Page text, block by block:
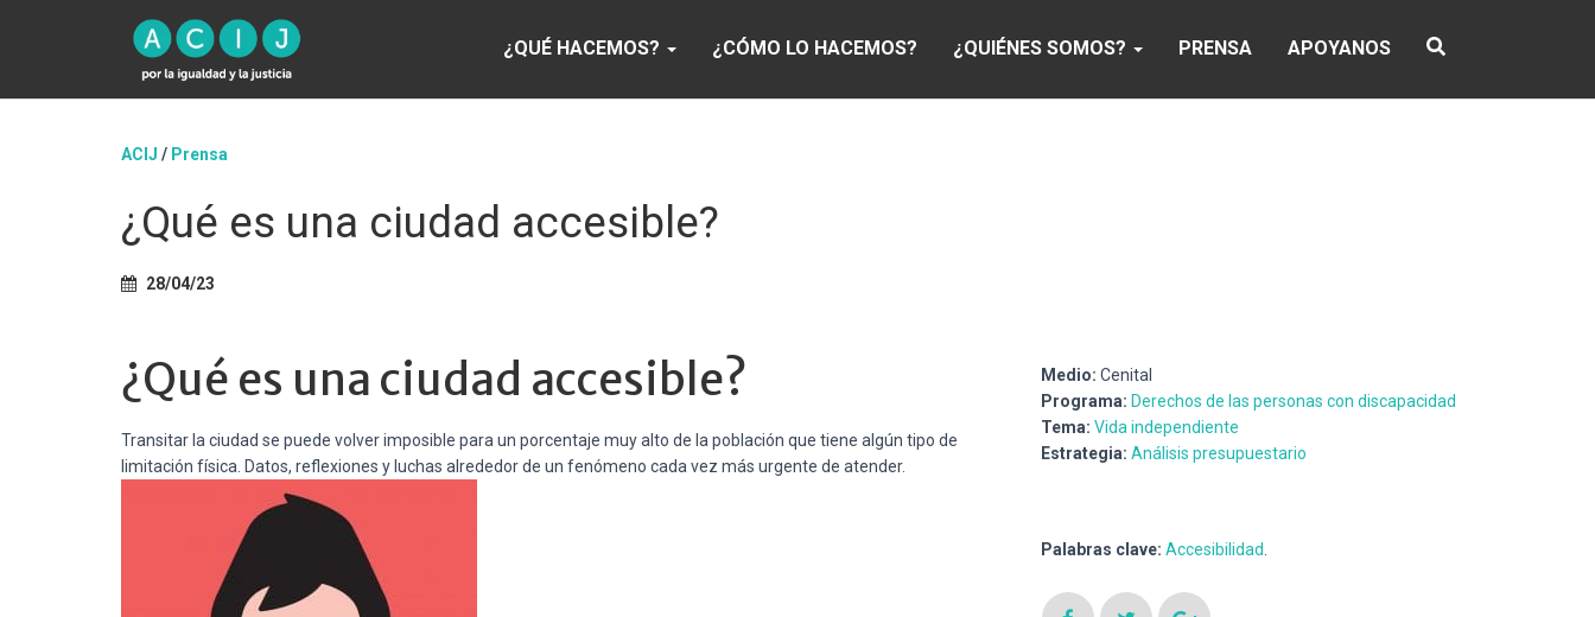
¿QUÉ HACEMOS? ¿CÓMO LO HACEMOS? ¿QUIÉNES SOMOS? PRENSA APOYANOS
ACIJ / Prensa
¿Qué es una ciudad accesible?
28/04/23
¿Qué es una ciudad accesible?
Transitar la ciudad se puede volver imposible para un porcentaje muy alto de la población que tiene algún tipo de
limitación física. Datos, reflexiones y luchas alrededor de un fenómeno cada vez más urgente de atender.
Medio: Cenital
Programa: Derechos de las personas con discapacidad
Tema: Vida independiente
Estrategia: Análisis presupuestario
Palabras clave: Accesibilidad